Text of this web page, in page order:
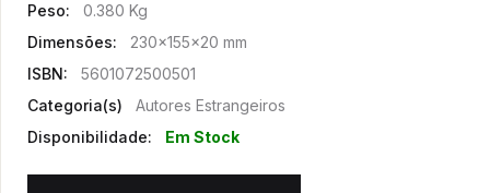
Peso:
0.380 Kg
Dimensões:
230x155x20 mm
ISBN:
5601072500501
Categoria(s)
Autores Estrangeiros
Disponibilidade:
Em Stock